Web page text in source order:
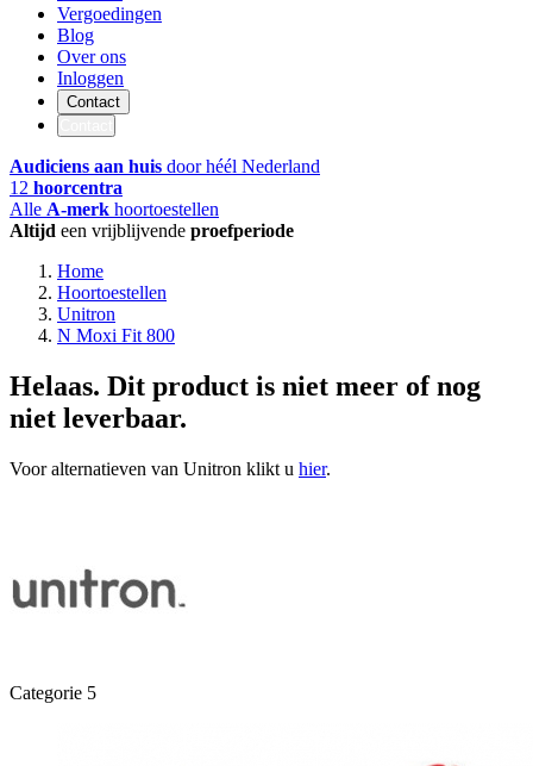
Vergoedingen
Blog
Over ons
Inloggen
Contact
Audiciens aan huis door héél Nederland
12 hoorcentra
Alle A-merk hoortoestellen
Altijd een vrijblijvende proefperiode
Home
Hoortoestellen
Unitron
N Moxi Fit 800
Helaas. Dit product is niet meer of nog
niet leverbaar.
Voor alternatieven van Unitron klikt u hier.
Categorie 5